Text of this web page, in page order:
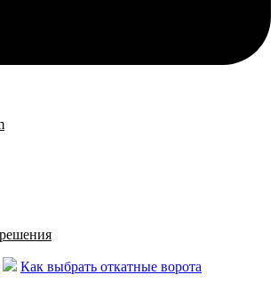
Как выбрать откатные ворота